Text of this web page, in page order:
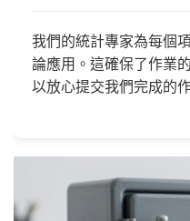
我們的統計專家為每個
論應用。這確保了作業
以放心提交我們完成的